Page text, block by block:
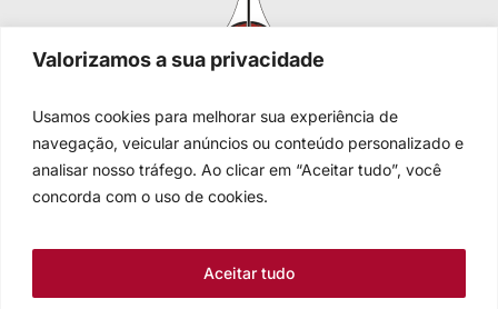
Valorizamos a sua privacidade
Usamos cookies para melhorar sua experiência de
navegação, veicular anúncios ou conteúdo personalizado e
analisar nosso tráfego. Ao clicar em “Aceitar tudo”, você
concorda com o uso de cookies.
Aceitar tudo
Igreja Evangélica de Confissão Luterana no Brasil
Sede nacional: Rua Senhor dos Passos, 202/4º andar Centro -